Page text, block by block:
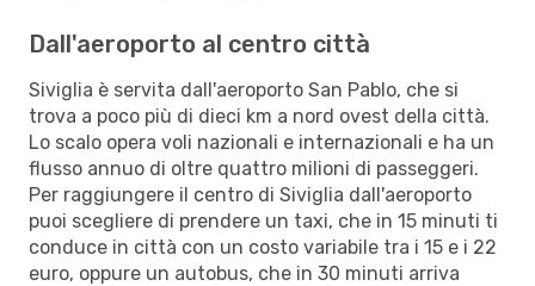
Dall'aeroporto al centro città
Siviglia è servita dall'aeroporto San Pablo, che si
trova a poco più di dieci km a nord ovest della città.
Lo scalo opera voli nazionali e internazionali e ha un
flusso annuo di oltre quattro milioni di passeggeri.
Per raggiungere il centro di Siviglia dall'aeroporto
puoi scegliere di prendere un taxi, che in 15 minuti ti
conduce in città con un costo variabile tra i 15 e i 22
euro, oppure un autobus, che in 30 minuti arriva